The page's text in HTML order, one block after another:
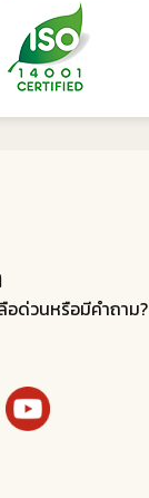
อด่วนหรือมีคำถาม?